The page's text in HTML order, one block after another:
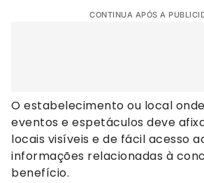
CONTINUA APÓS A
O estabelecimento ou local
eventos e espetáculos deve
locais visíveis e de fácil acesso
informações relacionadas à
benefício.